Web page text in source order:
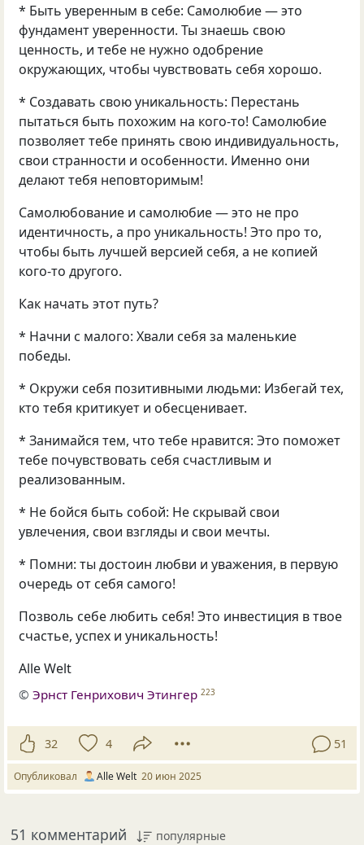
* Быть уверенным в себе: Самолюбие — это
фундамент уверенности. Ты знаешь свою
ценность, и тебе не нужно одобрение
окружающих, чтобы чувствовать себя хорошо.
* Создавать свою уникальность: Перестань
пытаться быть похожим на кого-то! Самолюбие
позволяет тебе принять свою индивидуальность,
свои странности и особенности. Именно они
делают тебя неповторимым!
Самолюбование и самолюбие — это не про
идентичность, а про уникальность! Это про то,
чтобы быть лучшей версией себя, а не копией
кого-то другого.
Как начать этот путь?
* Начни с малого: Хвали себя за маленькие
победы.
* Окружи себя позитивными людьми: Избегай тех,
кто тебя критикует и обесценивает.
* Занимайся тем, что тебе нравится: Это поможет
тебе почувствовать себя счастливым и
реализованным.
* Не бойся быть собой: Не скрывай свои
увлечения, свои взгляды и свои мечты.
* Помни: ты достоин любви и уважения, в первую
очередь от себя самого!
Позволь себе любить себя! Это инвестиция в твое
счастье, успех и уникальность!
Alle Welt
©Эрнст Генрихович Этингер 223
32 4 51
Опубликовал Alle Welt 20 июн 2025
51 комментарий популярные